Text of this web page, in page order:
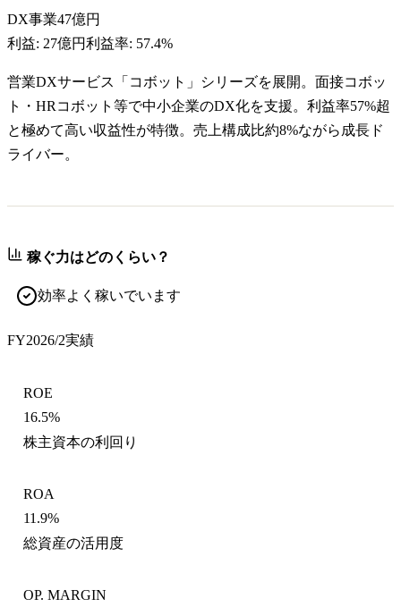
DX事業47億円
利益: 27億円利益率: 57.4%
営業DXサービス「コボット」シリーズを展開。面接コボッ
ト・HRコボット等で中小企業のDX化を支援。利益率57%超
と極めて高い収益性が特徴。売上構成比約8%ながら成長ド
ライバー。
稼ぐ力はどのくらい？
効率よく稼いでいます
FY2026/2実績
ROE
16.5%
株主資本の利回り
ROA
11.9%
総資産の活用度
OP. MARGIN